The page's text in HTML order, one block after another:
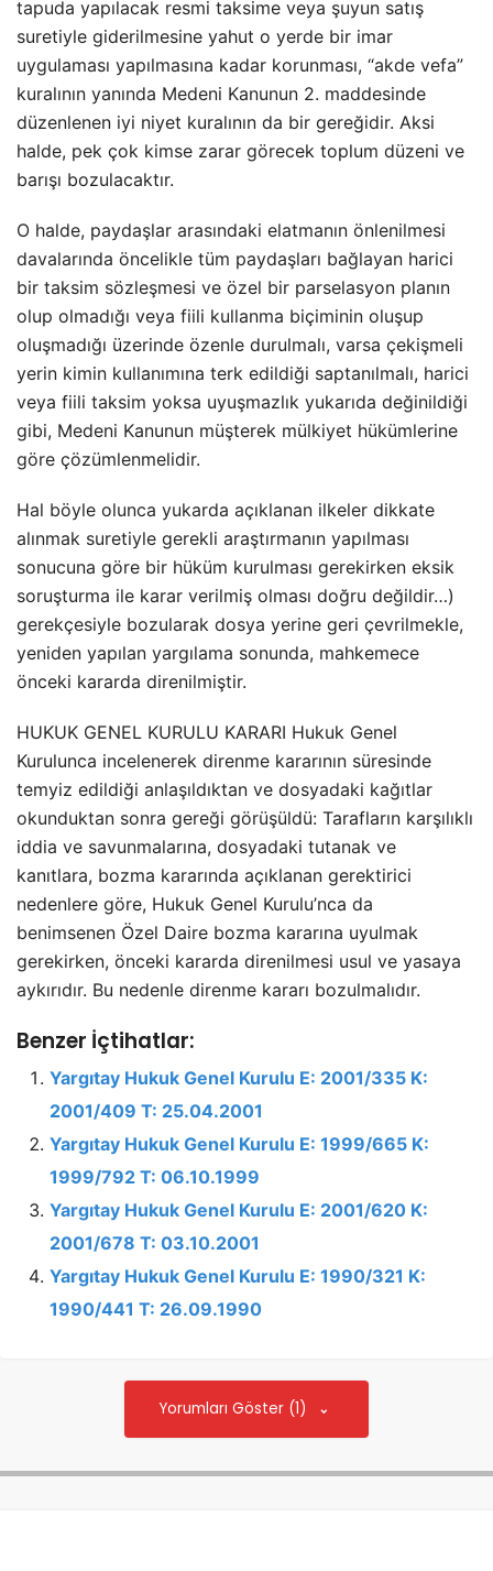
tapuda yapılacak resmi taksime veya şuyun satış
suretiyle giderilmesine yahut o yerde bir imar
uygulaması yapılmasına kadar korunması, “akde vefa”
kuralının yanında Medeni Kanunun 2. maddesinde
düzenlenen iyi niyet kuralının da bir gereğidir. Aksi
halde, pek çok kimse zarar görecek toplum düzeni ve
barışı bozulacaktır.
O halde, paydaşlar arasındaki elatmanın önlenilmesi
davalarında öncelikle tüm paydaşları bağlayan harici
bir taksim sözleşmesi ve özel bir parselasyon planın
olup olmadığı veya fiili kullanma biçiminin oluşup
oluşmadığı üzerinde özenle durulmalı, varsa çekişmeli
yerin kimin kullanımına terk edildiği saptanılmalı, harici
veya fiili taksim yoksa uyuşmazlık yukarıda değinildiği
gibi, Medeni Kanunun müşterek mülkiyet hükümlerine
göre çözümlenmelidir.
Hal böyle olunca yukarda açıklanan ilkeler dikkate
alınmak suretiyle gerekli araştırmanın yapılması
sonucuna göre bir hüküm kurulması gerekirken eksik
soruşturma ile karar verilmiş olması doğru değildir…)
gerekçesiyle bozularak dosya yerine geri çevrilmekle,
yeniden yapılan yargılama sonunda, mahkemece
önceki kararda direnilmiştir.
HUKUK GENEL KURULU KARARI Hukuk Genel
Kurulunca incelenerek direnme kararının süresinde
temyiz edildiği anlaşıldıktan ve dosyadaki kağıtlar
okunduktan sonra gereği görüşüldü: Tarafların karşılıklı
iddia ve savunmalarına, dosyadaki tutanak ve
kanıtlara, bozma kararında açıklanan gerektirici
nedenlere göre, Hukuk Genel Kurulu’nca da
benimsenen Özel Daire bozma kararına uyulmak
gerekirken, önceki kararda direnilmesi usul ve yasaya
aykırıdır. Bu nedenle direnme kararı bozulmalıdır.
Benzer İçtihatlar:
Yargıtay Hukuk Genel Kurulu E: 2001/335 K:
2001/409 T: 25.04.2001
Yargıtay Hukuk Genel Kurulu E: 1999/665 K:
1999/792 T: 06.10.1999
Yargıtay Hukuk Genel Kurulu E: 2001/620 K:
2001/678 T: 03.10.2001
Yargıtay Hukuk Genel Kurulu E: 1990/321 K:
1990/441 T: 26.09.1990
Yorumları Göster (1)